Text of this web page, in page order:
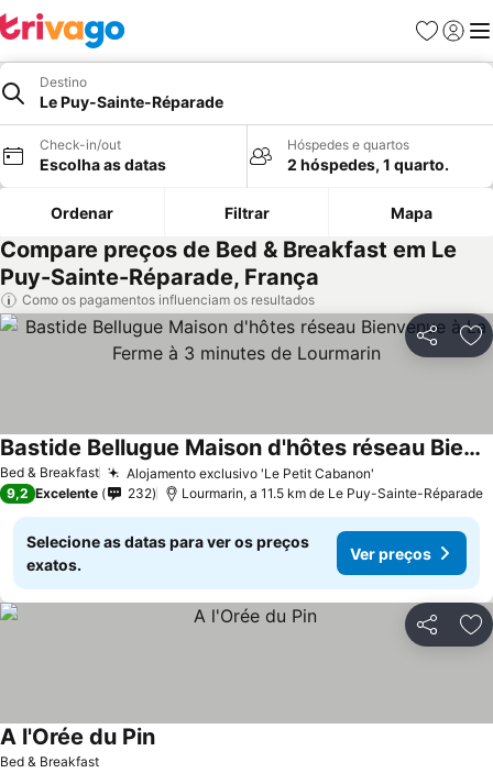
Favoritos
Iniciar
Destino
Le Puy-Sainte-Réparade
Check-in/out
Escolha as datas
Hóspedes e quartos
2 hóspedes, 1 quarto.
Ordenar Filtrar Mapa
Compare preços de Bed & Breakfast em Le
Puy-Sainte-Réparade, França
Como os pagamentos influenciam os resultados
Partilhar
Bed & Breakfast Alojamento exclusivo 'Le Petit Cabanon'
Bastide Bellugue Maison d'hôtes réseau Bienvenue à La Ferme à 3 minutes de Lourmarin
9,2 Excelente 232 Lourmarin, a 11.5 km de Le Puy-Sainte-Réparade
Selecione as datas para ver os preços
exatos.
Ver preços
Partilhar
Bed & Breakfast
A l'Orée du Pin